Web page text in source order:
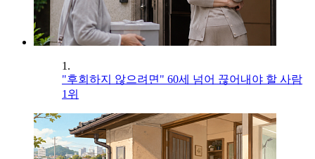
1.
"후회하지 않으려면" 60세 넘어 끊어내야 할 사람
1위